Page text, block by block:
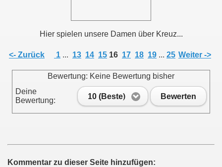
Hier spielen unsere Damen über Kreuz...
<- Zurück 1 ... 13 14 15 16 17 18 19 ... 25 Weiter ->
Bewertung: Keine Bewertung bisher
Deine
Bewertung:
10 (Beste) Bewerten
Kommentar zu dieser Seite hinzufügen: